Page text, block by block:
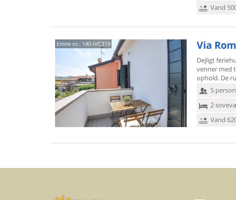
Vand
Emne nr.: 140-IVC319 Via
Dejligt
venner med
ophold. De
5
2
Vand